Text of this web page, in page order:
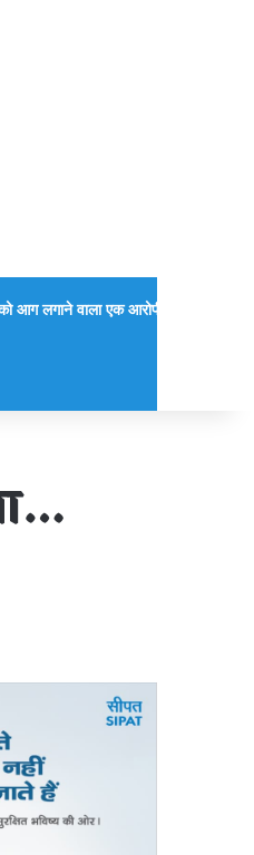
आग लगाने वाला एक आरोपी गिरफ्तार, दूसरे